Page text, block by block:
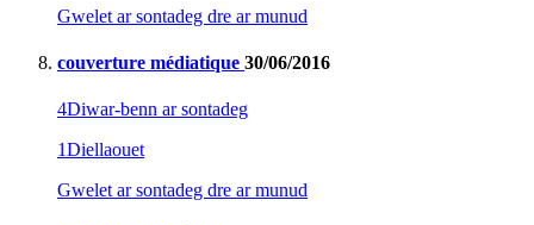
Gwelet ar sontadeg dre ar munud
couverture médiatique 30/06/2016
4Diwar-benn ar sontadeg
1Diellaouet
Gwelet ar sontadeg dre ar munud